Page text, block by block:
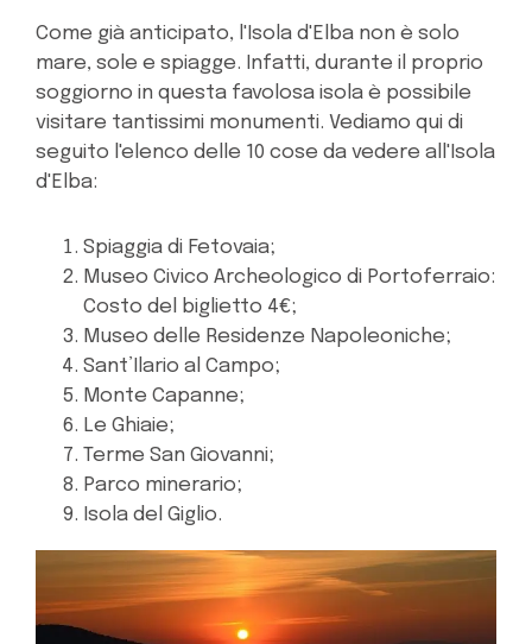
Come già anticipato, l'Isola d'Elba non è solo
mare, sole e spiagge. Infatti, durante il proprio
soggiorno in questa favolosa isola è possibile
visitare tantissimi monumenti. Vediamo qui di
seguito l'elenco delle 10 cose da vedere all'Isola
d'Elba:
Spiaggia di Fetovaia;
Museo Civico Archeologico di Portoferraio:
Costo del biglietto 4€;
Museo delle Residenze Napoleoniche;
Sant’Ilario al Campo;
Monte Capanne;
Le Ghiaie;
Terme San Giovanni;
Parco minerario;
Isola del Giglio.